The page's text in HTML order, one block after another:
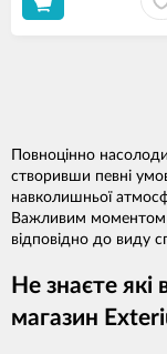
Повноцінно
створивши певні
навколишньої
Важливим моментом
відповідно до виду
Не знаєте які
магазин